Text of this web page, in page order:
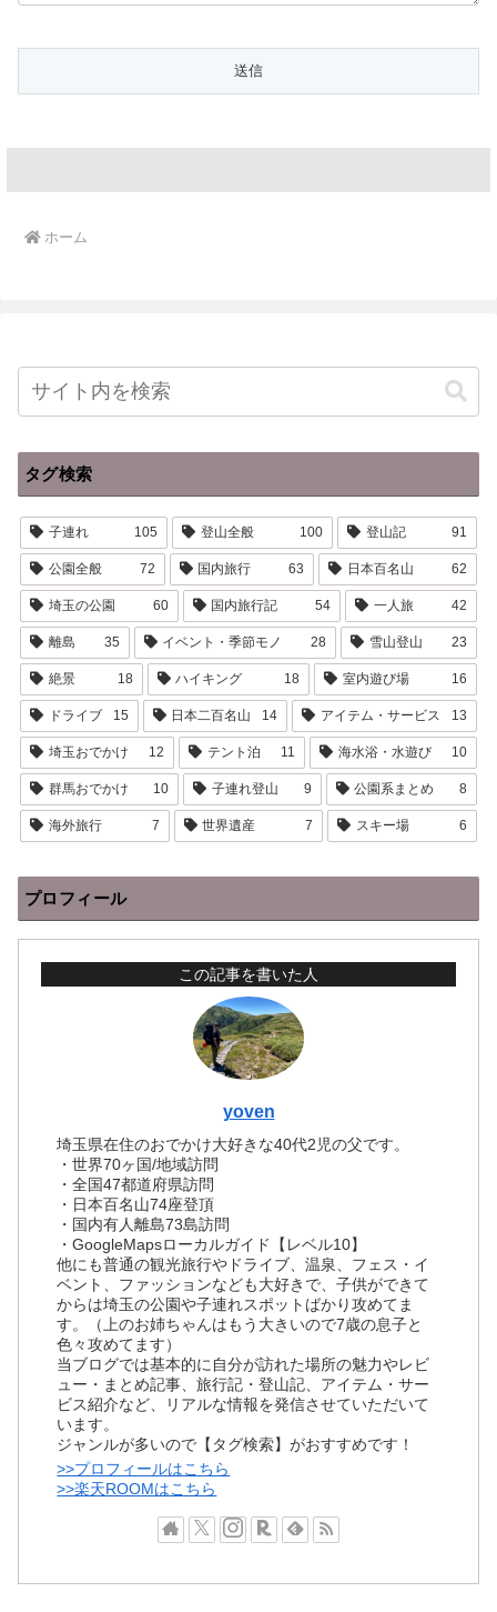
ホーム
タグ検索
子連れ 105 登山全般 100 登山記 91
公園全般 72 国内旅行 63 日本百名山 62
埼玉の公園 60 国内旅行記 54 一人旅 42
離島 35 イベント・季節モノ 28 雪山登山 23
絶景 18 ハイキング 18 室内遊び場 16
ドライブ 15 日本二百名山 14 アイテム・サービス 13
埼玉おでかけ 12 テント泊 11 海水浴・水遊び 10
群馬おでかけ 10 子連れ登山 9 公園系まとめ 8
海外旅行 7 世界遺産 7 スキー場 6
プロフィール
この記事を書いた人
yoven
埼玉県在住のおでかけ大好きな40代2児の父です。
・世界70ヶ国/地域訪問
・全国47都道府県訪問
・日本百名山74座登頂
・国内有人離島73島訪問
・GoogleMapsローカルガイド【レベル10】
他にも普通の観光旅行やドライブ、温泉、フェス・イ
ベント、ファッションなども大好きで、子供ができて
からは埼玉の公園や子連れスポットばかり攻めてま
す。（上のお姉ちゃんはもう大きいので7歳の息子と
色々攻めてます）
当ブログでは基本的に自分が訪れた場所の魅力やレビ
ュー・まとめ記事、旅行記・登山記、アイテム・サー
ビス紹介など、リアルな情報を発信させていただいて
います。
ジャンルが多いので【タグ検索】がおすすめです！
>>プロフィールはこちら
>>楽天ROOMはこちら